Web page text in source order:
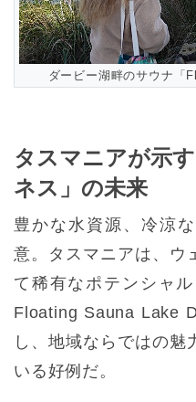
ダービー湖畔のサウナ「
タスマニアが示
ネス」の未来
豊かな水資源、冷涼
意。タスマニアは、ウ
て稀有なポテンシャ
Floating Sauna Lake
し、地域ならではの魅
いる好例だ。